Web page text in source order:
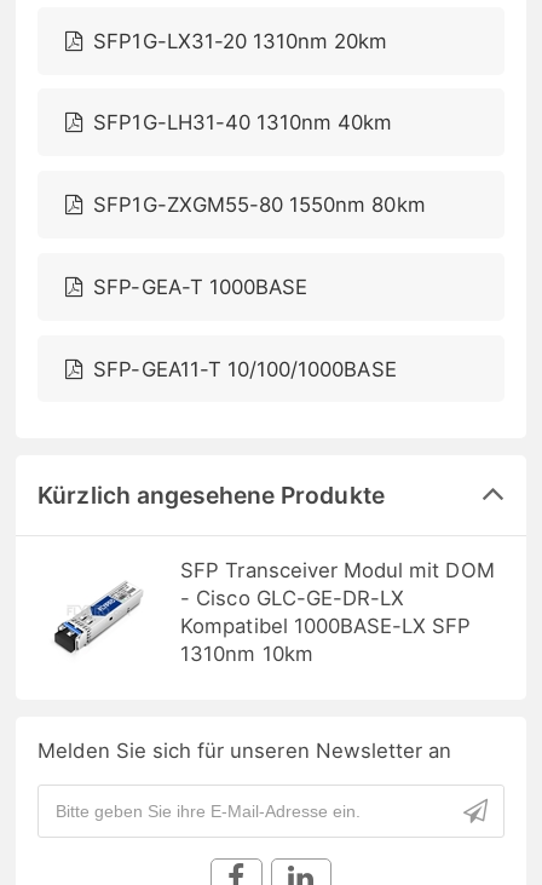
SFP1G-LX31-20 1310nm 20km
SFP1G-LH31-40 1310nm 40km
SFP1G-ZXGM55-80 1550nm 80km
SFP-GEA-T 1000BASE
SFP-GEA11-T 10/100/1000BASE
Kürzlich angesehene Produkte
SFP Transceiver Modul mit DOM
- Cisco GLC-GE-DR-LX
Kompatibel 1000BASE-LX SFP
1310nm 10km
Melden Sie sich für unseren Newsletter an